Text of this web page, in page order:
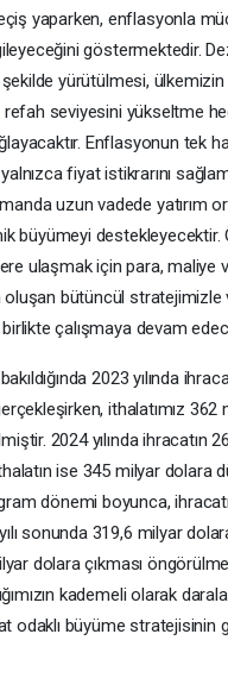
yaparken, enflasyonla
göstermektedir.
şekilde yürütülmesi,
refah seviyesini yükseltme
Enflasyonun tek
fiyat istikrarını
uzun vadede yatırım
büyümeyi destekleyecektir.
ulaşmak için para, maliye
oluşan bütüncül stratejimizle
çalışmaya devam
2023 yılında
ithalatımız 362
2024 yılında ihracatın
ise 345 milyar dolara
dönemi boyunca,
sonunda 319,6 milyar
dolara çıkması
kademeli olarak
odaklı büyüme stratejisinin